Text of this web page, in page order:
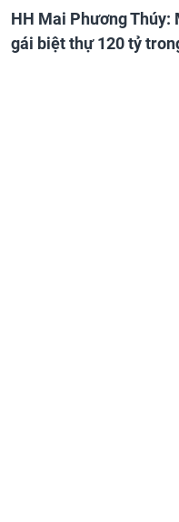
HH Mai Phương Thúy:
gái biệt thự 120 tỷ